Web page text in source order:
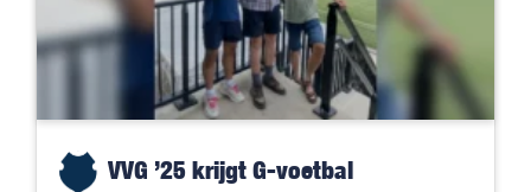
VVG ’25 krijgt G-voetbal